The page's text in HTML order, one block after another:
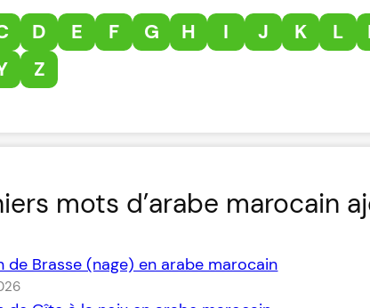
D E F G H I J K L
Z
mots d’arabe marocain
de Brasse (nage) en arabe marocain